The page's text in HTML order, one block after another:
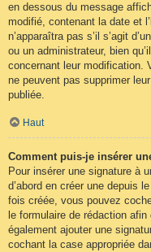
en dessous du message
modifié, contenant la date et
n’apparaîtra pas s’il s’agit
ou un administrateur, bien
concernant leur modification.
ne peuvent pas supprimer
publiée.
Haut
Comment puis-je insérer
Pour insérer une signature à
d’abord en créer une depuis
fois créée, vous pouvez
le formulaire de rédaction
également ajouter une
cochant la case appropriée